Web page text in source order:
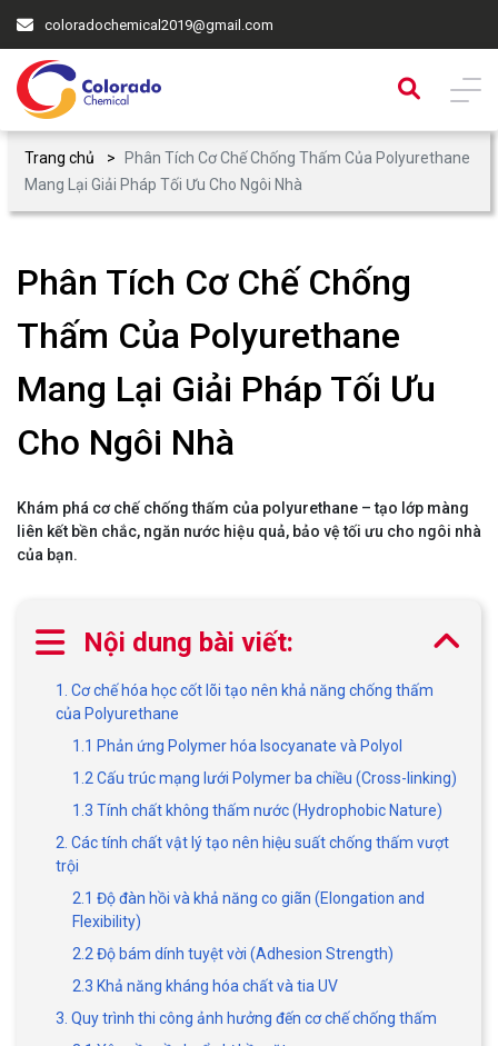
coloradochemical2019@gmail.com
Trang chủ
Phân Tích Cơ Chế Chống Thấm Của Polyurethane
Mang Lại Giải Pháp Tối Ưu Cho Ngôi Nhà
Phân Tích Cơ Chế Chống
Thấm Của Polyurethane
Mang Lại Giải Pháp Tối Ưu
Cho Ngôi Nhà
Khám phá cơ chế chống thấm của polyurethane – tạo lớp màng
liên kết bền chắc, ngăn nước hiệu quả, bảo vệ tối ưu cho ngôi nhà
của bạn.
Nội dung bài viết:
1. Cơ chế hóa học cốt lõi tạo nên khả năng chống thấm
của Polyurethane
1.1 Phản ứng Polymer hóa Isocyanate và Polyol
1.2 Cấu trúc mạng lưới Polymer ba chiều (Cross-linking)
1.3 Tính chất không thấm nước (Hydrophobic Nature)
2. Các tính chất vật lý tạo nên hiệu suất chống thấm vượt
trội
2.1 Độ đàn hồi và khả năng co giãn (Elongation and
Flexibility)
2.2 Độ bám dính tuyệt vời (Adhesion Strength)
2.3 Khả năng kháng hóa chất và tia UV
3. Quy trình thi công ảnh hưởng đến cơ chế chống thấm